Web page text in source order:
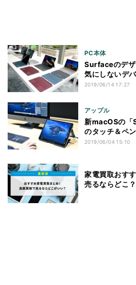
PC本体
Surfaceのデザ
気にしないデ
2019/06/14 17:27
アップル
新macOSの
のタッチ＆ペ
2019/06/04 15:10
家電買取おす
売るならどこ？